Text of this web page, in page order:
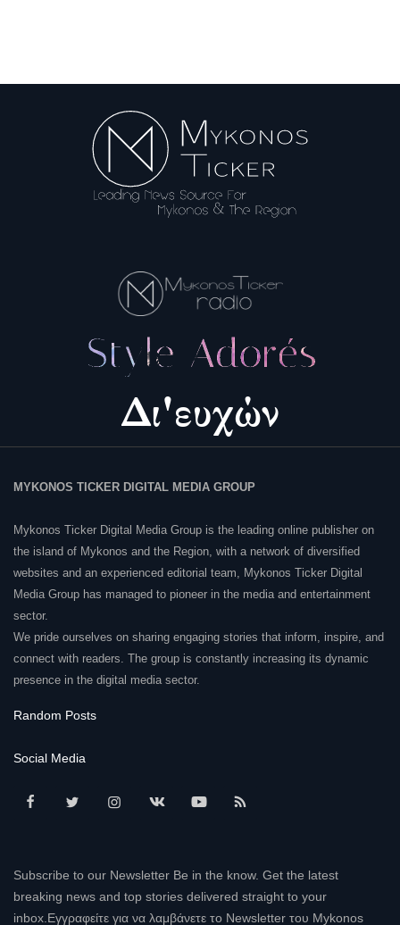
MYKONOS TICKER DIGITAL MEDIA GROUP
Mykonos Ticker Digital Media Group is the leading online publisher on
the island of Mykonos and the Region, with a network of diversified
websites and an experienced editorial team, Mykonos Ticker Digital
Media Group has managed to pioneer in the media and entertainment
sector.
We pride ourselves on sharing engaging stories that inform, inspire, and
connect with readers. The group is constantly increasing its dynamic
presence in the digital media sector.
Random Posts
Social Media
Subscribe to our Newsletter Be in the know. Get the latest
breaking news and top stories delivered straight to your
inbox.Εγγραφείτε για να λαμβάνετε το Newsletter του Mykonos